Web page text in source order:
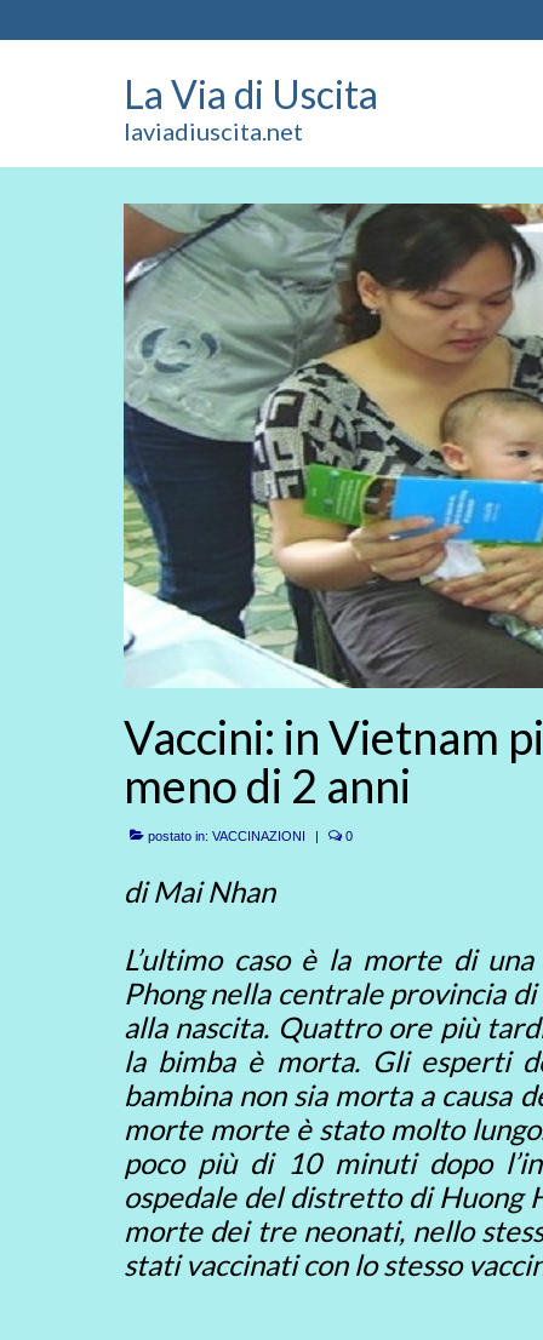
La Via di Uscita
laviadiuscita.net
Vaccini: in Vietnam
meno di 2 anni
postato in: VACCINAZIONI | 0
di Mai Nhan
L’ultimo caso è la morte di
Phong nella centrale provincia
alla nascita. Quattro ore più
la bimba è morta. Gli esperti
bambina non sia morta a causa
morte morte è stato molto
poco più di 10 minuti dopo
ospedale del distretto di Huong
morte dei tre neonati, nello
stati vaccinati con lo stesso